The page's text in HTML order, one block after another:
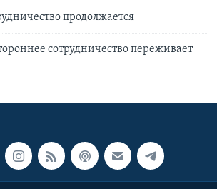
продолжается
сотрудничество переживает